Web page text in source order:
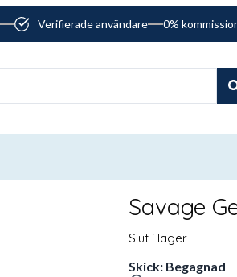
Verifierade användare 0%
Savage
Slut i lager
Skick: Begagnad